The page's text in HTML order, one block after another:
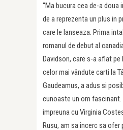
“Ma bucura cea de-a doua
de a reprezenta un plus in
care le lanseaza. Prima
romanul de debut al
Davidson, care s-a aflat
celor mai vândute carti la
Gaudeamus, a adus si
cunoaste un om fascinant.
impreuna cu Virginia
Rusu, am sa incerc sa ofer